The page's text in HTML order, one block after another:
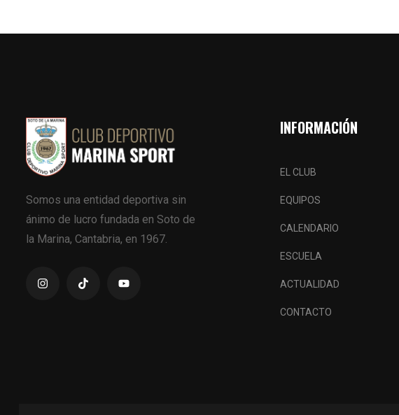
Somos una entidad deportiva sin
ánimo de lucro fundada en Soto de
la Marina, Cantabria, en 1967.
INFORMACIÓN
EL CLUB
EQUIPOS
CALENDARIO
ESCUELA
ACTUALIDAD
CONTACTO